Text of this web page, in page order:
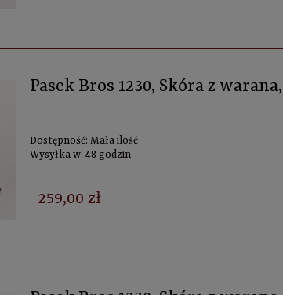
Pasek Bros 1230, Skóra z
Dostępność: Mała ilość
Wysyłka w: 48 godzin
259,00 zł